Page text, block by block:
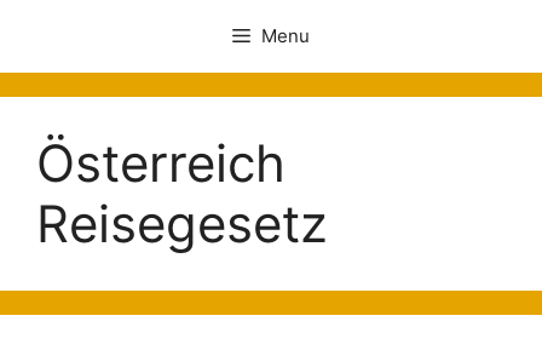
Menu
Österreich
Reisegesetz